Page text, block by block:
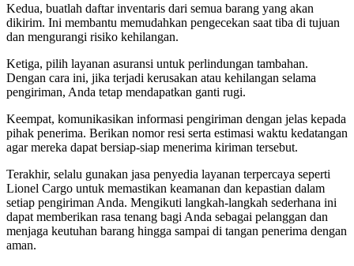
Kedua, buatlah daftar inventaris dari semua barang yang akan
dikirim. Ini membantu memudahkan pengecekan saat tiba di tujuan
dan mengurangi risiko kehilangan.
Ketiga, pilih layanan asuransi untuk perlindungan tambahan.
Dengan cara ini, jika terjadi kerusakan atau kehilangan selama
pengiriman, Anda tetap mendapatkan ganti rugi.
Keempat, komunikasikan informasi pengiriman dengan jelas kepada
pihak penerima. Berikan nomor resi serta estimasi waktu kedatangan
agar mereka dapat bersiap-siap menerima kiriman tersebut.
Terakhir, selalu gunakan jasa penyedia layanan terpercaya seperti
Lionel Cargo untuk memastikan keamanan dan kepastian dalam
setiap pengiriman Anda. Mengikuti langkah-langkah sederhana ini
dapat memberikan rasa tenang bagi Anda sebagai pelanggan dan
menjaga keutuhan barang hingga sampai di tangan penerima dengan
aman.